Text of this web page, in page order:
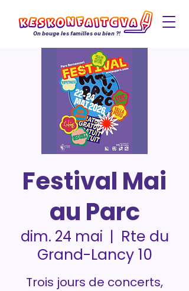
On bouge les familles ou bien ?!
Festival Mai
au Parc
dim. 24 mai
  |
Rte du
Grand-Lancy 10
Trois jours de concerts,